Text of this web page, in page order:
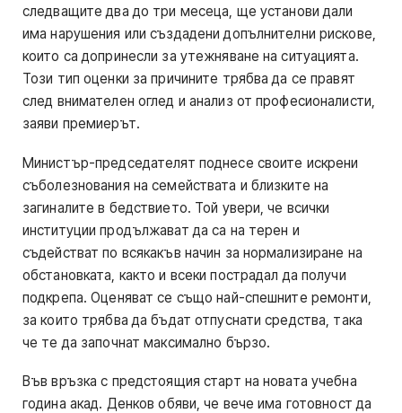
следващите два до три месеца, ще установи дали
има нарушения или създадени допълнителни рискове,
които са допринесли за утежняване на ситуацията.
Този тип оценки за причините трябва да се правят
след внимателен оглед и анализ от професионалисти,
заяви премиерът.
Министър-председателят поднесе своите искрени
съболезнования на семействата и близките на
загиналите в бедствието. Той увери, че всички
институции продължават да са на терен и
съдействат по всякакъв начин за нормализиране на
обстановката, както и всеки пострадал да получи
подкрепа. Оценяват се също най-спешните ремонти,
за които трябва да бъдат отпуснати средства, така
че те да започнат максимално бързо.
Във връзка с предстоящия старт на новата учебна
година акад. Денков обяви, че вече има готовност да